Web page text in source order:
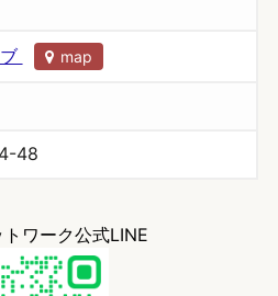
map
48
ワーク公式LINE